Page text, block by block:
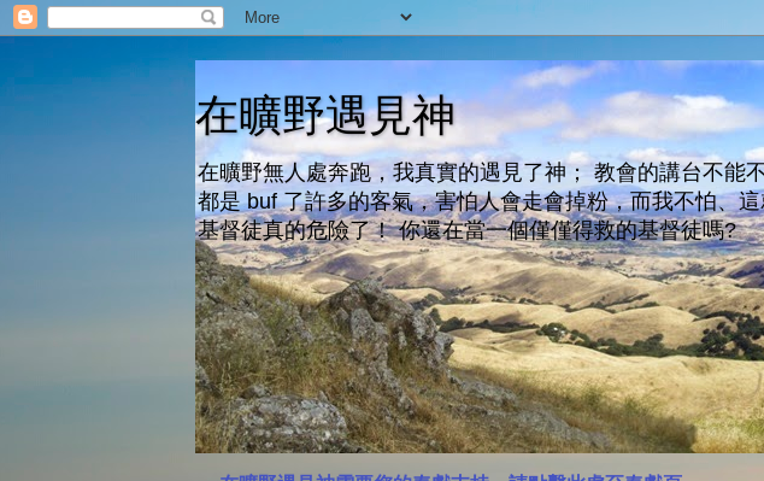
在曠野遇見神
在曠野無人處奔跑，我真實的遇見了神； 教會的講台不能
都是 buf 了許多的客氣，害怕人會走會掉粉，而我不怕、
基督徒真的危險了！ 你還在當一個僅僅得救的基督徒嗎?